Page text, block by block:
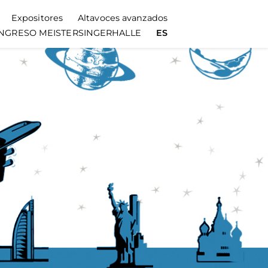
Expositores
Altavoces avanzados
MEISTERSINGERHALLE
ES